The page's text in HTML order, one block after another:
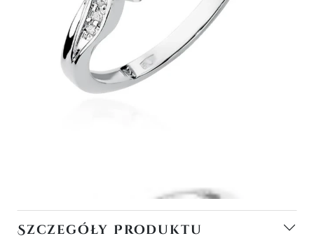
Szczegóły Produktu